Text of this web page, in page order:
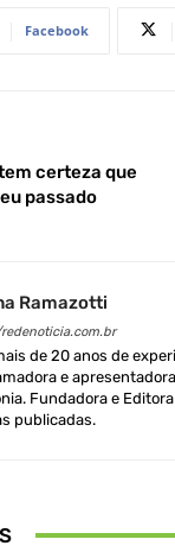
Facebook
certeza que
passado
Ramazotti
de 20 anos de
e
Fundadora e
publicadas.